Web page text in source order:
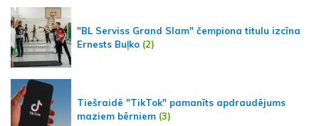
"BL Serviss Grand Slam" čempiona titulu izcīna
Ernests Buļko (2)
Tiešraidē "TikTok" pamanīts apdraudējums
maziem bērniem (3)